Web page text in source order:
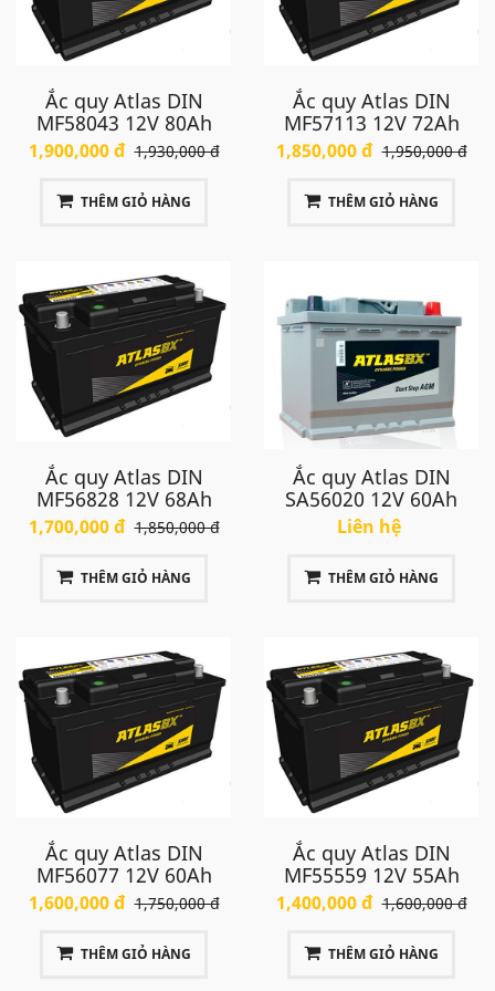
Ắc quy Atlas DIN
MF58043 12V 80Ah
1,900,000 đ 1,930,000 đ
THÊM GIỎ HÀNG
Ắc quy Atlas DIN
MF57113 12V 72Ah
1,850,000 đ 1,950,000 đ
THÊM GIỎ HÀNG
Ắc quy Atlas DIN
MF56828 12V 68Ah
1,700,000 đ 1,850,000 đ
THÊM GIỎ HÀNG
Ắc quy Atlas DIN
SA56020 12V 60Ah
Liên hệ
THÊM GIỎ HÀNG
Ắc quy Atlas DIN
MF56077 12V 60Ah
1,600,000 đ 1,750,000 đ
THÊM GIỎ HÀNG
Ắc quy Atlas DIN
MF55559 12V 55Ah
1,400,000 đ 1,600,000 đ
THÊM GIỎ HÀNG